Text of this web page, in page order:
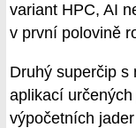
variant HPC, AI
v první polovině
Druhý superčip s
aplikací
výpočetních